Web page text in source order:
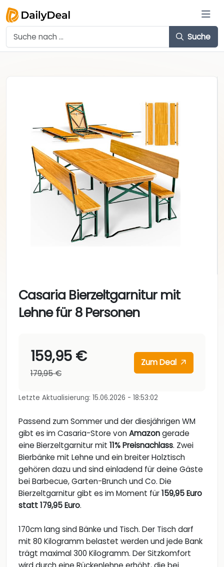
Suche
Casaria Bierzeltgarnitur mit
Lehne für 8 Personen
159,95 €
179,95 €
Zum Deal
Letzte Aktualisierung: 15.06.2026 - 18:53:02
Passend zum Sommer und der diesjährigen WM
gibt es im Casaria-Store vonAmazongerade
eine Bierzeltgarnitur mit 11% Preisnachlass. Zwei
Bierbänke mit Lehne und ein breiter Holztisch
gehören dazu und sind einladend für deine Gäste
bei Barbecue, Garten-Brunch und Co. Die
Bierzeltgarnitur gibt es im Moment für159,95 Euro
statt 179,95 Euro.
170cm lang sind Bänke und Tisch. Der Tisch darf
mit 80 Kilogramm belastet werden und jede Bank
trägt maximal 300 Kilogramm. Der Sitzkomfort